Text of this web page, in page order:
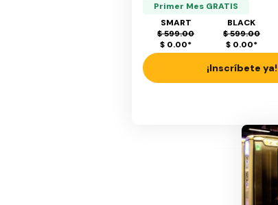
Primer Mes GRATIS
SMART
$ 599.00
$ 0.00*
BLACK
$ 599.00
$ 0.00*
¡Inscríbete ya!